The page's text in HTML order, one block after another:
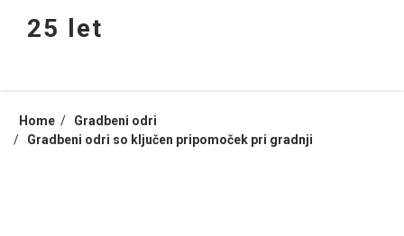
25 let
Home
Gradbeni odri
Gradbeni odri so ključen pripomoček pri gradnji